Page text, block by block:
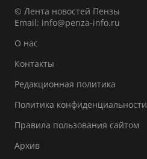
© Лента новостей Пензы
Email: info@penza-info.ru
О нас
Контакты
Редакционная политика
Политика конфиденциальности
Правила пользования сайтом
Архив